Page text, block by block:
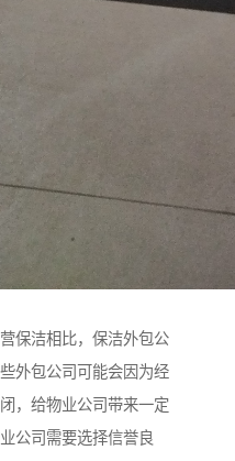
保洁相比，保洁外包公
外包公司可能会因为经
，给物业公司带来一定
公司需要选择信誉良